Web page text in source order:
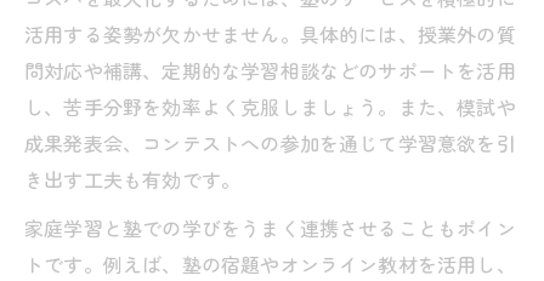
活用する姿勢が欠かせません。具体的には、授業外の質
問対応や補講、定期的な学習相談などのサポートを活用
し、苦手分野を効率よく克服しましょう。また、模試や
成果発表会、コンテストへの参加を通じて学習意欲を引
き出す工夫も有効です。
家庭学習と塾での学びをうまく連携させることもポイン
トです。例えば、塾の宿題やオンライン教材を活用し、